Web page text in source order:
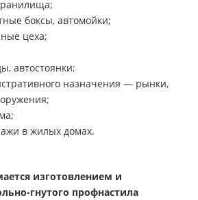
боксы, автомойки;
цеха;
автостоянки;
назначения — рынки,
в жилых домах.
изготовлением и
гнутого профнастила